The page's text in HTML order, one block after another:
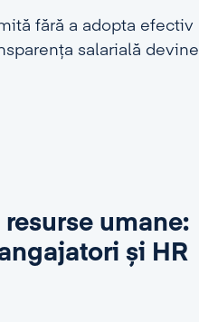
fără a adopta efectiv
salarială devine
umane:
și HR